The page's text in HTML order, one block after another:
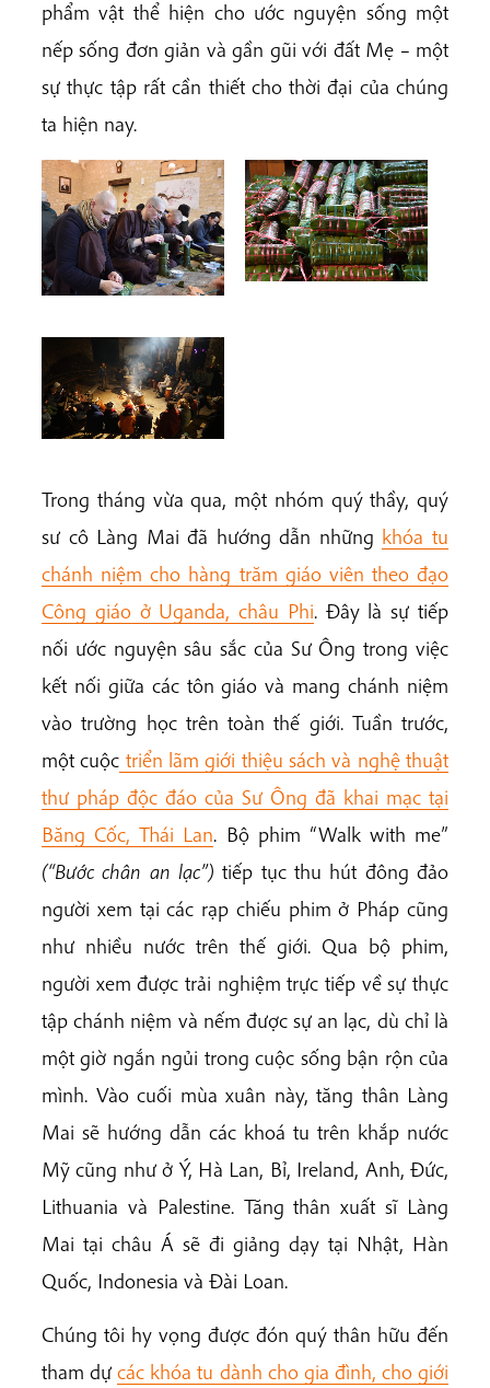
phẩm vật thể hiện cho ước nguyện sống một
nếp sống đơn giản và gần gũi với đất Mẹ – một
sự thực tập rất cần thiết cho thời đại của chúng
ta hiện nay.
Trong tháng vừa qua, một nhóm quý thầy, quý
sư cô Làng Mai đã hướng dẫn những khóa tu
chánh niệm cho hàng trăm giáo viên theo đạo
Công giáo ở Uganda, châu Phi. Đây là sự tiếp
nối ước nguyện sâu sắc của Sư Ông trong việc
kết nối giữa các tôn giáo và mang chánh niệm
vào trường học trên toàn thế giới. Tuần trước,
một cuộc triển lãm giới thiệu sách và nghệ thuật
thư pháp độc đáo của Sư Ông đã khai mạc tại
Băng Cốc, Thái Lan. Bộ phim “Walk with me”
(“Bước chân an lạc”)tiếp tục thu hút đông đảo
người xem tại các rạp chiếu phim ở Pháp cũng
như nhiều nước trên thế giới. Qua bộ phim,
người xem được trải nghiệm trực tiếp về sự thực
tập chánh niệm và nếm được sự an lạc, dù chỉ là
một giờ ngắn ngủi trong cuộc sống bận rộn của
mình. Vào cuối mùa xuân này, tăng thân Làng
Mai sẽ hướng dẫn các khoá tu trên khắp nước
Mỹ cũng như ở Ý, Hà Lan, Bỉ, Ireland, Anh, Đức,
Lithuania và Palestine. Tăng thân xuất sĩ Làng
Mai tại châu Á sẽ đi giảng dạy tại Nhật, Hàn
Quốc, Indonesia và Đài Loan.
Chúng tôi hy vọng được đón quý thân hữu đến
tham dựcác khóa tu dành cho gia đình, cho giới